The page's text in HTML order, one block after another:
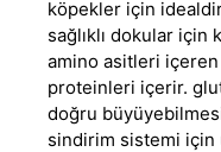
köpekler için
sağlıklı dokular
amino asitleri
proteinleri içerir.
doğru
sindirim sistemi için